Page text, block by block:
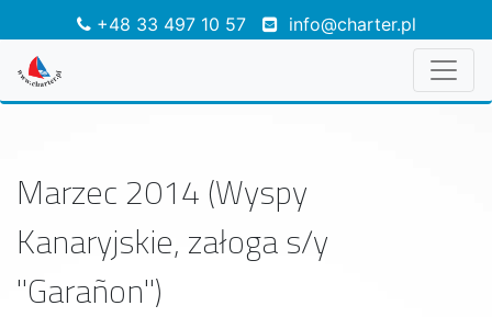
+48 33 497 10 57 info@charter.pl
Marzec 2014 (Wyspy
Kanaryjskie, załoga s/y
"Garañon")